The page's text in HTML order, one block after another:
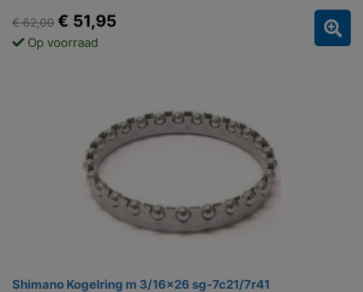
€ 62,00 € 51,95
Op voorraad
Shimano Kogelring m 3/16x26 sg-7c21/7r41